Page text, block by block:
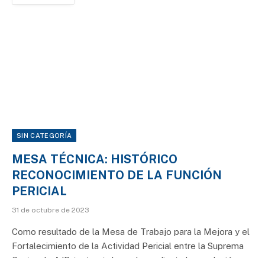
SIN CATEGORÍA
MESA TÉCNICA: HISTÓRICO
RECONOCIMIENTO DE LA FUNCIÓN
PERICIAL
31 de octubre de 2023
Como resultado de la Mesa de Trabajo para la Mejora y el
Fortalecimiento de la Actividad Pericial entre la Suprema